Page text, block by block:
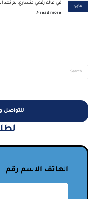
مايو
في عالم رقمي متسارع، لم تعد
read more
للتواصل
الهاتف الاسم رقم